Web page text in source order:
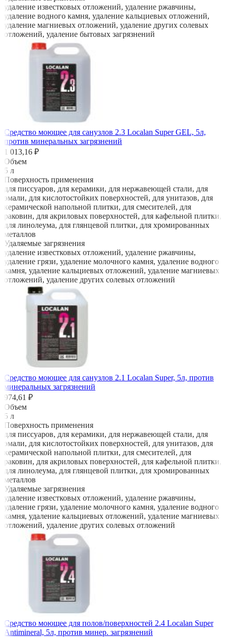
удаление известковых отложений, удаление ржавчины,
удаление водного камня, удаление кальциевых отложений,
удаление магниевых отложений, удаление других солевых
отложений, удаление бытовых загрязнений
Средство моющее для санузлов 2.3 Localan Super GEL, 5л,
против минеральных загрязнений
1 013,16 ₽
Объем
5 л
Поверхность применения
для писсуаров, для керамики, для нержавеющей стали, для
эмали, для кислотостойких поверхностей, для унитазов, для
керамической напольной плитки, для смесителей, для
раковин, для акриловых поверхностей, для кафельной плитки,
для линолеума, для глянцевой плитки, для хромированных
металлов
Удаляемые загрязнения
удаление известковых отложений, удаление ржавчины,
удаление грязи, удаление молочного камня, удаление водного
камня, удаление кальциевых отложений, удаление магниевых
отложений, удаление других солевых отложений
Средство моющее для санузлов 2.1 Localan Super, 5л, против
минеральных загрязнений
974,61 ₽
Объем
5 л
Поверхность применения
для писсуаров, для керамики, для нержавеющей стали, для
эмали, для кислотостойких поверхностей, для унитазов, для
керамической напольной плитки, для смесителей, для
раковин, для акриловых поверхностей, для кафельной плитки,
для линолеума, для глянцевой плитки, для хромированных
металлов
Удаляемые загрязнения
удаление известковых отложений, удаление ржавчины,
удаление грязи, удаление молочного камня, удаление водного
камня, удаление кальциевых отложений, удаление магниевых
отложений, удаление других солевых отложений
Средство моющее для полов/поверхностей 2.4 Localan Super
Antimineral, 5л, против минер. загрязнений